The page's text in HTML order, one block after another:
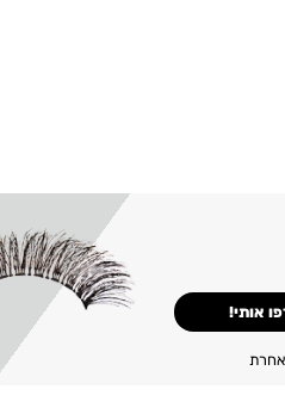
אחרת
אותי!